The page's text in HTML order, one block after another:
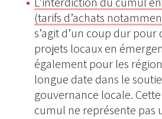
(tarifs d’achats
s’agit d’un coup dur
projets locaux en
également pour les
longue date dans le
gouvernance locale.
cumul ne représente pas